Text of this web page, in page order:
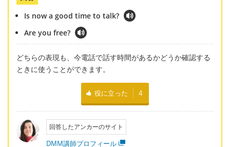
Is now a good time to talk?
Are you free?
どちらの表現も、今電話で話す時間があるかどうか確認する
ときに使うことができます。
役に立った 4
回答したアンカーのサイト
DMM講師プロフィール